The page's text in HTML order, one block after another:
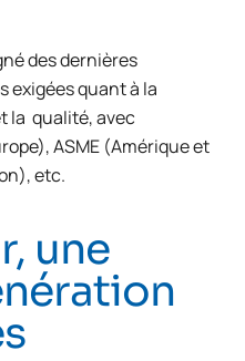
des dernières
quant à la
la qualité, avec
ASME (Amérique et
etc.
une